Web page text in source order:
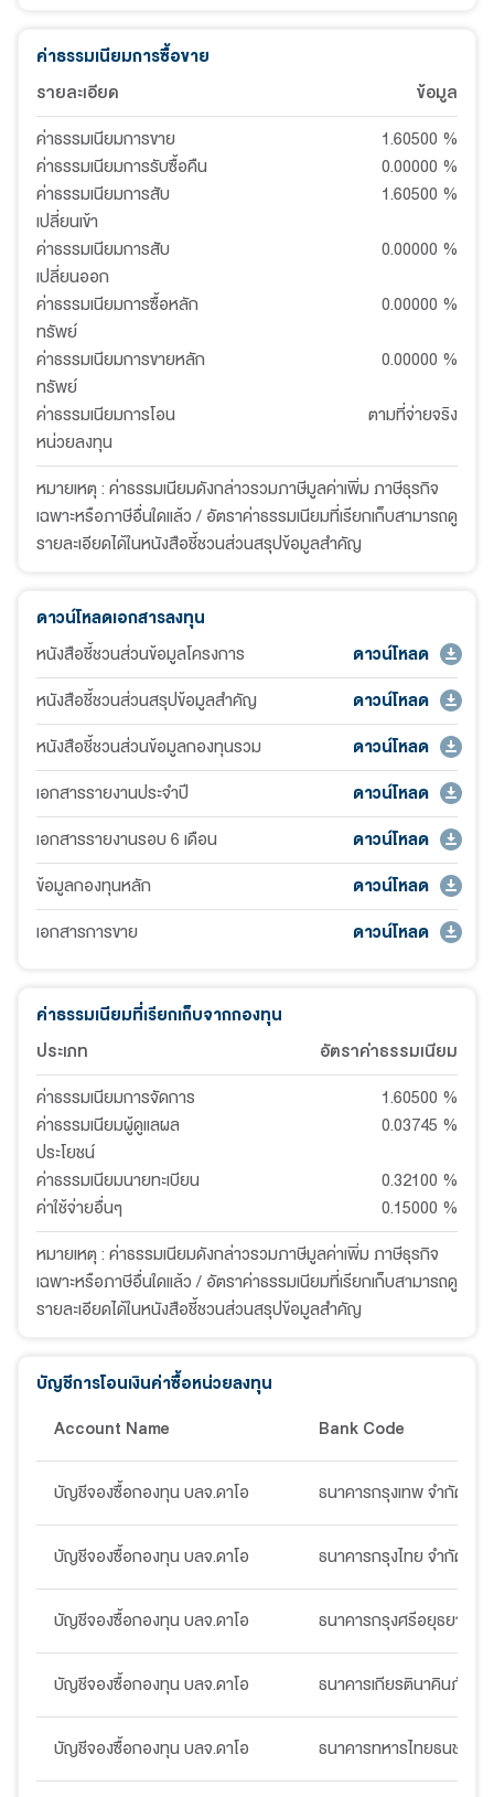
ค่าธรรมเนียมการซื้อขาย
รายละเอียด
ข้อมูล
ค่าธรรมเนียมการขาย
1.60500 %
ค่าธรรมเนียมการรับซื้อคืน
0.00000 %
ค่าธรรมเนียมการสับ
เปลี่ยนเข้า
1.60500 %
ค่าธรรมเนียมการสับ
เปลี่ยนออก
0.00000 %
ค่าธรรมเนียมการซื้อหลัก
ทรัพย์
0.00000 %
ค่าธรรมเนียมการขายหลัก
ทรัพย์
0.00000 %
ค่าธรรมเนียมการโอน
หน่วยลงทุน
ตามที่จ่ายจริง
หมายเหตุ : ค่าธรรมเนียมดังกล่าวรวมภาษีมูลค่าเพิ่ม ภาษีธุรกิจ
เฉพาะหรือภาษีอื่นใดแล้ว / อัตราค่าธรรมเนียมที่เรียกเก็บสามารถดู
รายละเอียดได้ในหนังสือชี้ชวนส่วนสรุปข้อมูลสำคัญ
ดาวน์โหลดเอกสารลงทุน
หนังสือชี้ชวนส่วนข้อมูลโครงการ
ดาวน์โหลด
หนังสือชี้ชวนส่วนสรุปข้อมูลสำคัญ
ดาวน์โหลด
หนังสือชี้ชวนส่วนข้อมูลกองทุนรวม
ดาวน์โหลด
เอกสารรายงานประจำปี
ดาวน์โหลด
เอกสารรายงานรอบ 6 เดือน
ดาวน์โหลด
ข้อมูลกองทุนหลัก
ดาวน์โหลด
เอกสารการขาย
ดาวน์โหลด
ค่าธรรมเนียมที่เรียกเก็บจากกองทุน
ประเภท
อัตราค่าธรรมเนียม
ค่าธรรมเนียมการจัดการ
1.60500 %
ค่าธรรมเนียมผู้ดูแลผล
ประโยชน์
0.03745 %
ค่าธรรมเนียมนายทะเบียน
0.32100 %
ค่าใช้จ่ายอื่นๆ
0.15000 %
หมายเหตุ : ค่าธรรมเนียมดังกล่าวรวมภาษีมูลค่าเพิ่ม ภาษีธุรกิจ
เฉพาะหรือภาษีอื่นใดแล้ว / อัตราค่าธรรมเนียมที่เรียกเก็บสามารถดู
รายละเอียดได้ในหนังสือชี้ชวนส่วนสรุปข้อมูลสำคัญ
บัญชีการโอนเงินค่าซื้อหน่วยลงทุน
Account Name
Bank Code
บัญชีจองซื้อกองทุน บลจ.ดาโอ ธนาคารกรุงเทพ จำกัด (ม
บัญชีจองซื้อกองทุน บลจ.ดาโอ ธนาคารกรุงไทย จำกัด (ม
บัญชีจองซื้อกองทุน บลจ.ดาโอ ธนาคารกรุงศรีอยุธยา จำ
บัญชีจองซื้อกองทุน บลจ.ดาโอ ธนาคารเกียรตินาคินภัทร
บัญชีจองซื้อกองทุน บลจ.ดาโอ ธนาคารทหารไทยธนชาต